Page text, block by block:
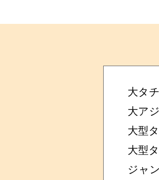
大タ
大ア
大型
大型
ジャ